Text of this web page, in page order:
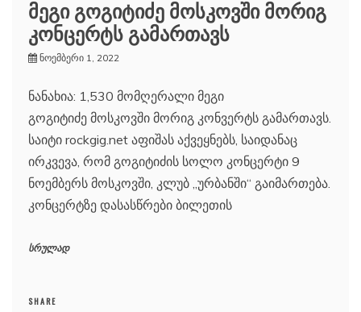
მეგი გოგიტიძე მოსკოვში მორიგ
კონცერტს გამართავს
ნოემბერი 1, 2022
ნანახია: 1,530 მომღერალი მეგი
გოგიტიძე მოსკოვში მორიგ კონვერტს გამართავს.
საიტი rockgig.net აფიშას აქვეყნებს, საიდანაც
ირკვევა, რომ გოგიტიძის სოლო კონცერტი 9
ნოემბერს მოსკოვში, კლუბ „ურბანში“ გაიმართება.
კონცერტზე დასასწრები ბილეთის
სრულად
SHARE